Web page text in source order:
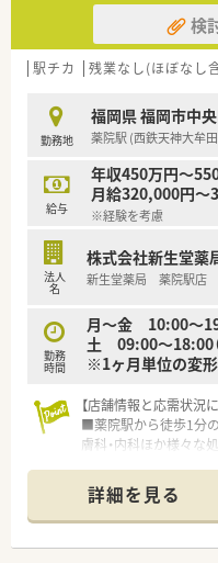
■薬剤師10名、事務
■主な処方先は同一ビ
＜ワークライフバラン
と考えており、社員
が働きやすい環境作り
■出産・育児休暇の取
ており復帰率が非常に
■正社員の就業時間は
時間になりがちな医療
目指しております。
ざいます。プライベー
点で、「従業員満足が
ハートクロス休暇(長
く、長く働くことが出
■必須研修やアドバン
レベルに応じた研修の
ーション、漢方やがん
■実務経験が無い方や
グラムがあるので安
■社員教育に関しては
検
駅チカ 残業なし(ほぼなし
勤務地
福岡県 福岡市中
薬院駅 (西鉄天神大牟
給与
年収450万円～
月給320,000円～
※経験を考慮
法人
名
株式会社新生堂薬
新生堂薬局 薬院駅店
勤務
時間
月〜金 10:00～
土 09:00～18:00
※1ヶ月単位の変
【店舗情報と応需状況
■薬院駅から徒歩1分の
膚科・内科ほか様々な
■平日は10時開局と
のためお休み重視の
■地下鉄七隈線・西鉄
非常に高く、お仕事帰
詳細を見る